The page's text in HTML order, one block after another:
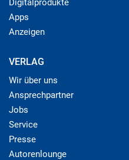
Digitalprodukte
Apps
Anzeigen
VERLAG
Wir über uns
Ansprechpartner
Jobs
Service
Presse
Autorenlounge